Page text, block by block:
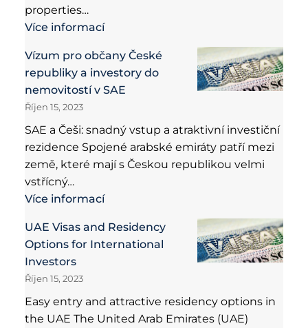
properties…
Více informací
Vízum pro občany České
republiky a investory do
nemovitostí v SAE
Říjen 15, 2023
SAE a Češi: snadný vstup a atraktivní investiční
rezidence Spojené arabské emiráty patří mezi
země, které mají s Českou republikou velmi
vstřícný…
Více informací
UAE Visas and Residency
Options for International
Investors
Říjen 15, 2023
Easy entry and attractive residency options in
the UAE The United Arab Emirates (UAE)